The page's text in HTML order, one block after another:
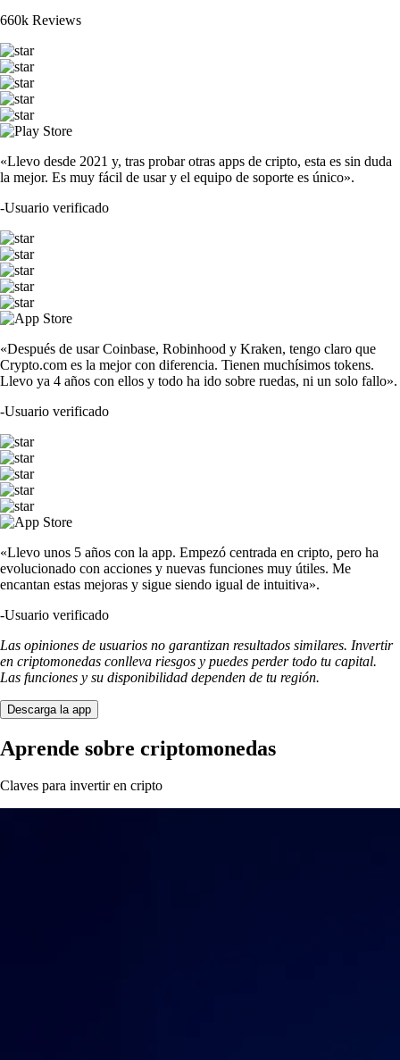
660k Reviews
«Llevo desde 2021 y, tras probar otras apps de cripto, esta es sin duda
la mejor. Es muy fácil de usar y el equipo de soporte es único».
-Usuario verificado
«Después de usar Coinbase, Robinhood y Kraken, tengo claro que
Crypto.com es la mejor con diferencia. Tienen muchísimos tokens.
Llevo ya 4 años con ellos y todo ha ido sobre ruedas, ni un solo fallo».
-Usuario verificado
«Llevo unos 5 años con la app. Empezó centrada en cripto, pero ha
evolucionado con acciones y nuevas funciones muy útiles. Me
encantan estas mejoras y sigue siendo igual de intuitiva».
-Usuario verificado
Las opiniones de usuarios no garantizan resultados similares. Invertir
en criptomonedas conlleva riesgos y puedes perder todo tu capital.
Las funciones y su disponibilidad dependen de tu región.
Descarga la app
Aprende sobre criptomonedas
Claves para invertir en cripto